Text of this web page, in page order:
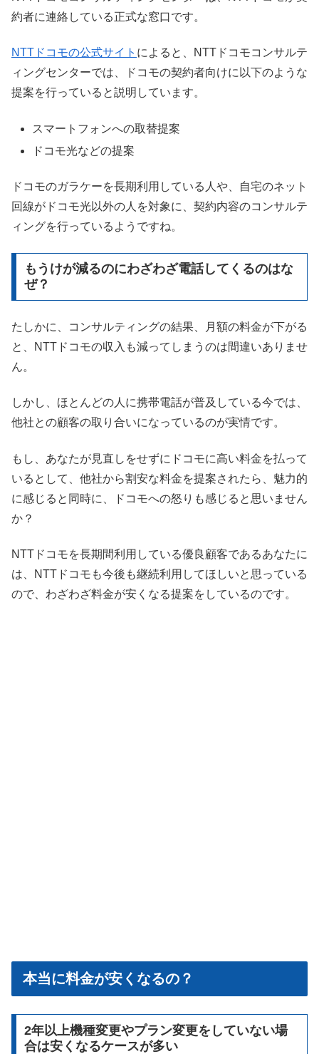
約者に連絡している正式な窓口です。
NTTドコモの公式サイト によると、NTTドコモコンサルテ
ィングセンターでは、ドコモの契約者向けに以下のような
提案を行っていると説明しています。
スマートフォンへの取替提案
ドコモ光などの提案
ドコモのガラケーを長期利用している人や、自宅のネット
回線がドコモ光以外の人を対象に、契約内容のコンサルテ
ィングを行っているようですね。
もうけが減るのにわざわざ電話してくるのはな
ぜ？
たしかに、コンサルティングの結果、月額の料金が下がる
と、NTTドコモの収入も減ってしまうのは間違いありませ
ん。
しかし、ほとんどの人に携帯電話が普及している今では、
他社との顧客の取り合いになっているのが実情です。
もし、あなたが見直しをせずにドコモに高い料金を払って
いるとして、他社から割安な料金を提案されたら、魅力的
に感じると同時に、ドコモへの怒りも感じると思いません
か？
NTTドコモを長期間利用している優良顧客であるあなたに
は、NTTドコモも今後も継続利用してほしいと思っている
ので、わざわざ料金が安くなる提案をしているのです。
本当に料金が安くなるの？
2年以上機種変更やプラン変更をしていない場
合は安くなるケースが多い